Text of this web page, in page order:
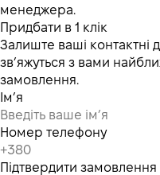
менеджера.
Придбати в 1 клік
Залиште ваші контактні
зв’яжуться з вами
замовлення.
Ім’я
Номер телефону
Підтвердити замовлення